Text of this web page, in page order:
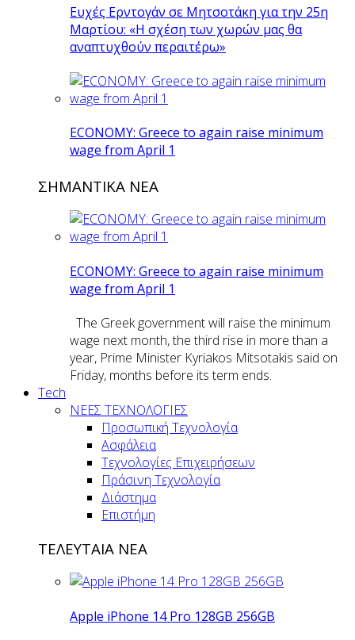
Ευχές Ερντογάν σε Μητσοτάκη για την 25η
Μαρτίου: «Η σχέση των χωρών μας θα
αναπτυχθούν περαιτέρω»
ECONOMY: Greece to again raise minimum
wage from April 1
ΣΗΜΑΝΤΙΚΑ ΝΕΑ
ECONOMY: Greece to again raise minimum
wage from April 1
The Greek government will raise the minimum
wage next month, the third rise in more than a
year, Prime Minister Kyriakos Mitsotakis said on
Friday, months before its term ends.
Tech
ΝΕΕΣ ΤΕΧΝΟΛΟΓΙΕΣ
Προσωπική Τεχνολογία
Ασφάλεια
Τεχνολογίες Επιχειρήσεων
Πράσινη Τεχνολογία
Διάστημα
Επιστήμη
ΤΕΛΕΥΤΑΙΑ ΝΕΑ
Apple iPhone 14 Pro 128GB 256GB